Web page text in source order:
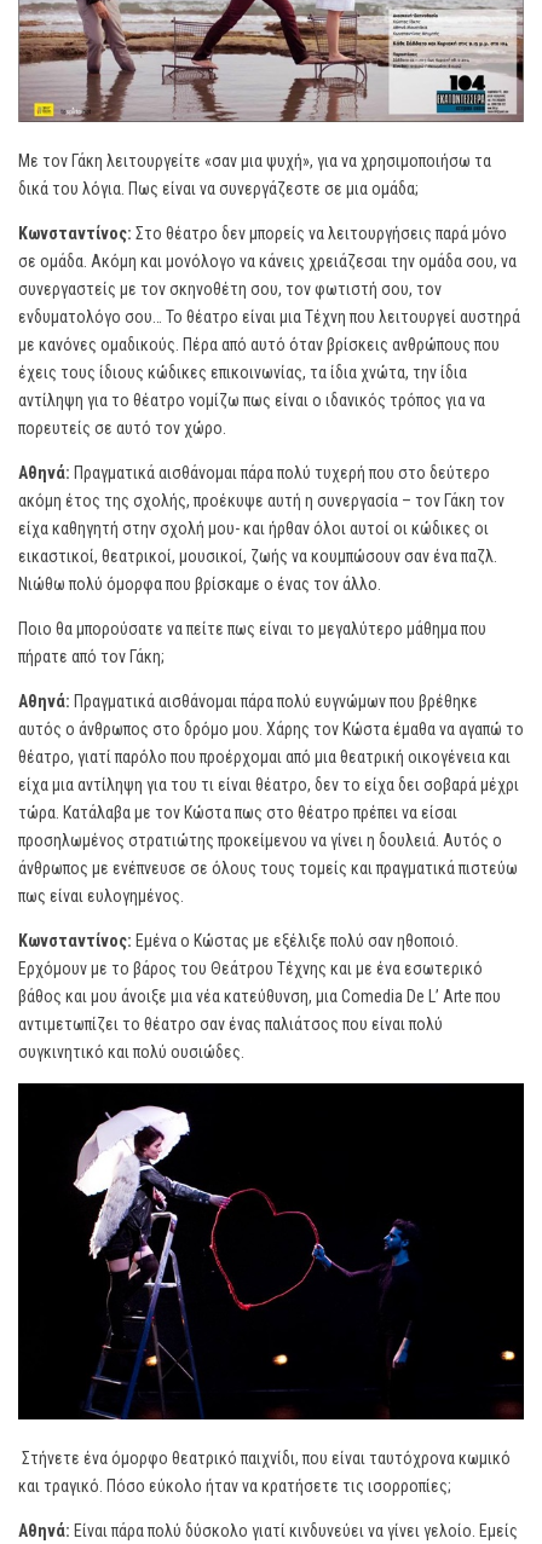
Με τον Γάκη λειτουργείτε «σαν μια ψυχή», για να χρησιμοποιήσω τα
δικά του λόγια. Πως είναι να συνεργάζεστε σε μια ομάδα;
Κωνσταντίνος: Στο θέατρο δεν μπορείς να λειτουργήσεις παρά μόνο
σε ομάδα. Ακόμη και μονόλογο να κάνεις χρειάζεσαι την ομάδα σου, να
συνεργαστείς με τον σκηνοθέτη σου, τον φωτιστή σου, τον
ενδυματολόγο σου… Το θέατρο είναι μια Τέχνη που λειτουργεί αυστηρά
με κανόνες ομαδικούς. Πέρα από αυτό όταν βρίσκεις ανθρώπους που
έχεις τους ίδιους κώδικες επικοινωνίας, τα ίδια χνώτα, την ίδια
αντίληψη για το θέατρο νομίζω πως είναι ο ιδανικός τρόπος για να
πορευτείς σε αυτό τον χώρο.
Αθηνά: Πραγματικά αισθάνομαι πάρα πολύ τυχερή που στο δεύτερο
ακόμη έτος της σχολής, προέκυψε αυτή η συνεργασία – τον Γάκη τον
είχα καθηγητή στην σχολή μου- και ήρθαν όλοι αυτοί οι κώδικες οι
εικαστικοί, θεατρικοί, μουσικοί, ζωής να κουμπώσουν σαν ένα παζλ.
Νιώθω πολύ όμορφα που βρίσκαμε ο ένας τον άλλο.
Ποιο θα μπορούσατε να πείτε πως είναι το μεγαλύτερο μάθημα που
πήρατε από τον Γάκη;
Αθηνά: Πραγματικά αισθάνομαι πάρα πολύ ευγνώμων που βρέθηκε
αυτός ο άνθρωπος στο δρόμο μου. Χάρης τον Κώστα έμαθα να αγαπώ το
θέατρο, γιατί παρόλο που προέρχομαι από μια θεατρική οικογένεια και
είχα μια αντίληψη για του τι είναι θέατρο, δεν το είχα δει σοβαρά μέχρι
τώρα. Κατάλαβα με τον Κώστα πως στο θέατρο πρέπει να είσαι
προσηλωμένος στρατιώτης προκείμενου να γίνει η δουλειά. Αυτός ο
άνθρωπος με ενέπνευσε σε όλους τους τομείς και πραγματικά πιστεύω
πως είναι ευλογημένος.
Κωνσταντίνος: Εμένα ο Κώστας με εξέλιξε πολύ σαν ηθοποιό.
Ερχόμουν με το βάρος του Θεάτρου Τέχνης και με ένα εσωτερικό
βάθος και μου άνοιξε μια νέα κατεύθυνση, μια Comedia De L’ Arte που
αντιμετωπίζει το θέατρο σαν ένας παλιάτσος που είναι πολύ
συγκινητικό και πολύ ουσιώδες.
Στήνετε ένα όμορφο θεατρικό παιχνίδι, που είναι ταυτόχρονα κωμικό
και τραγικό. Πόσο εύκολο ήταν να κρατήσετε τις ισορροπίες;
Αθηνά: Είναι πάρα πολύ δύσκολο γιατί κινδυνεύει να γίνει γελοίο. Εμείς